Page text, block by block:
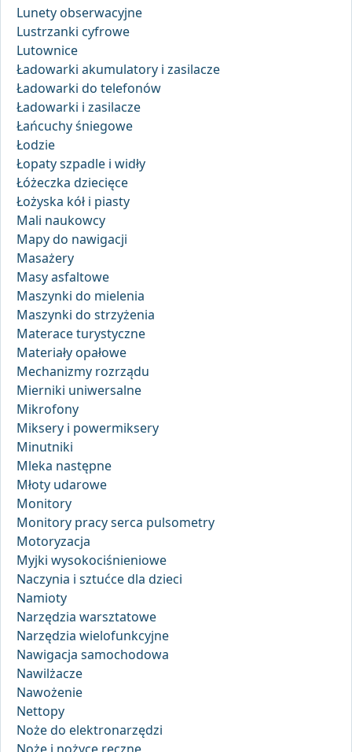
Lunety obserwacyjne
Lustrzanki cyfrowe
Lutownice
Ładowarki akumulatory i zasilacze
Ładowarki do telefonów
Ładowarki i zasilacze
Łańcuchy śniegowe
Łodzie
Łopaty szpadle i widły
Łóżeczka dziecięce
Łożyska kół i piasty
Mali naukowcy
Mapy do nawigacji
Masażery
Masy asfaltowe
Maszynki do mielenia
Maszynki do strzyżenia
Materace turystyczne
Materiały opałowe
Mechanizmy rozrządu
Mierniki uniwersalne
Mikrofony
Miksery i powermiksery
Minutniki
Mleka następne
Młoty udarowe
Monitory
Monitory pracy serca pulsometry
Motoryzacja
Myjki wysokociśnieniowe
Naczynia i sztućce dla dzieci
Namioty
Narzędzia warsztatowe
Narzędzia wielofunkcyjne
Nawigacja samochodowa
Nawilżacze
Nawożenie
Nettopy
Noże do elektronarzędzi